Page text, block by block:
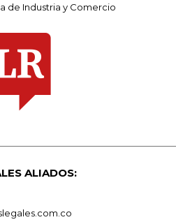
de Industria y Comercio
ALIADOS: